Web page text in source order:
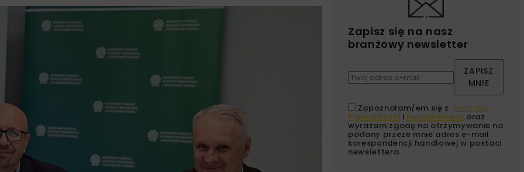
Zapisz się na nasz
branżowy newsletter
ZAPISZ
MNIE
Zapoznałam/em się z Polityką
Prywatności i Regulaminem oraz
wyrażam zgodę na otrzymywanie na
podany przeze mnie adres e-mail
korespondencji handlowej w postaci
newslettera.